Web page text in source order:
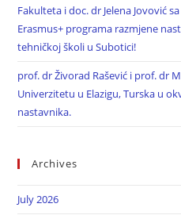
Fakulteta i doc. dr Jelena Jovović
Erasmus+ programa razmjene
tehničkoj školi u Subotici!
prof. dr Živorad Rašević i prof. dr
Univerzitetu u Elazigu, Turska u
nastavnika.
Archives
July 2026